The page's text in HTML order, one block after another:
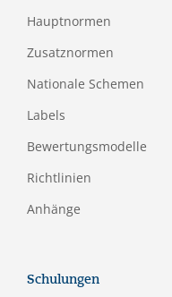
Hauptnormen
Zusatznormen
Nationale Schemen
Labels
Bewertungsmodelle
Richtlinien
Anhänge
Schulungen